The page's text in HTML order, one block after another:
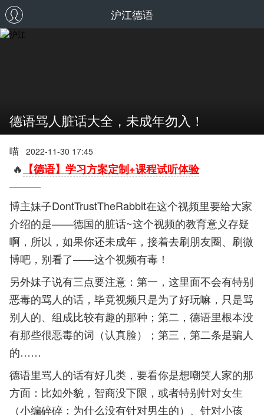
沪江德语
德语骂人脏话大全，未成年勿入！
喵 2022-11-30 17:45
🔥 【德语】学习方案定制+课程试听体验
博主妹子DontTrustTheRabbit在这个视频里要给大家
介绍的是——德国的脏话~这个视频的教育意义存疑
啊，所以，如果你还未成年，接着去刷朋友圈、刷微
博吧，别看了——这个视频有毒！
另外妹子说有三点要注意：第一，这里面不会有特别
恶毒的骂人的话，毕竟视频只是为了好玩嘛，只是骂
别人的、组成比较有趣的那种；第二，德语里根本没
有那些很恶毒的词（认真脸）；第三，第二条是骗人
的……
德语里骂人的话有好几类，要看你是想嘲笑人家的那
方面：比如外貌，智商没下限，或者特别针对女生
（小编碎碎：为什么没有针对男生的）、针对小孩